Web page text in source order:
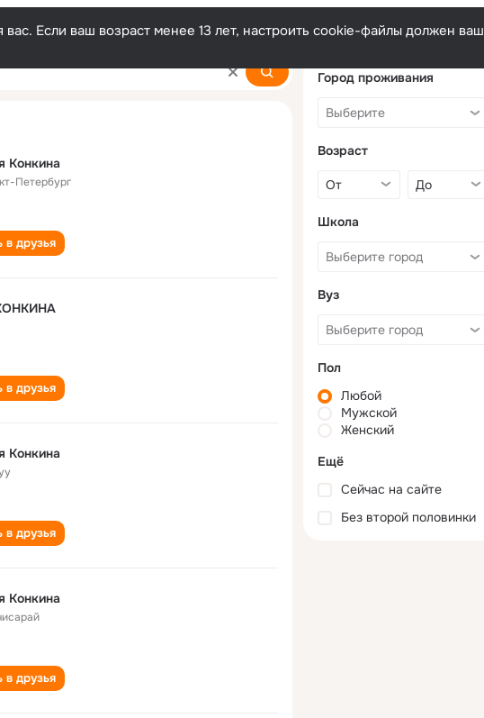
Если ваш возраст менее 13 лет, настроить cookie-файлы должен ваш
Конкина
Петербург
в друзья
в друзья
Конкина
в друзья
Конкина
в друзья
Город проживания
Возраст
Школа
Вуз
Пол
Любой
Мужской
Женский
Ещё
Сейчас на сайте
Без второй половинки